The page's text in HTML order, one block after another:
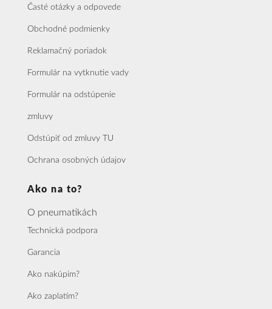
Časté otázky a odpovede
Obchodné podmienky
Reklamačný poriadok
Formulár na vytknutie vady
Formulár na odstúpenie
zmluvy
Odstúpiť od zmluvy TU
Ochrana osobných údajov
Ako na to?
O pneumatikách
Technická podpora
Garancia
Ako nakúpim?
Ako zaplatím?